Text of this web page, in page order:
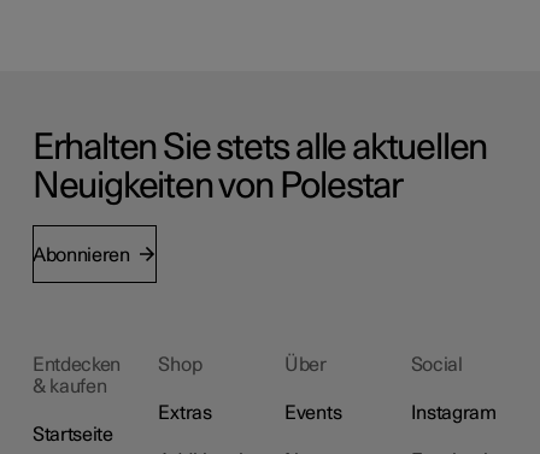
Erhalten Sie stets alle aktuellen
Neuigkeiten von Polestar
Abonnieren
Entdecken
& kaufen
Startseite
Shop
Extras
Über
Events
Social
Instagram